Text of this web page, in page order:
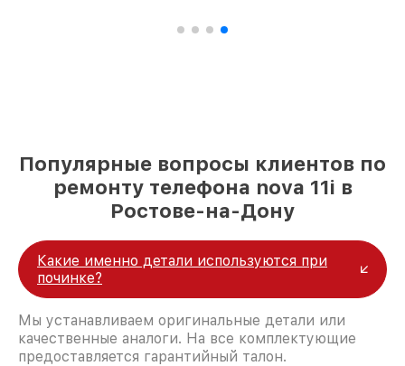
Популярные вопросы клиентов по
ремонту телефона nova 11i в
Ростове-на-Дону
Какие именно детали используются при
починке?
Мы устанавливаем оригинальные детали или
качественные аналоги. На все комплектующие
предоставляется гарантийный талон.